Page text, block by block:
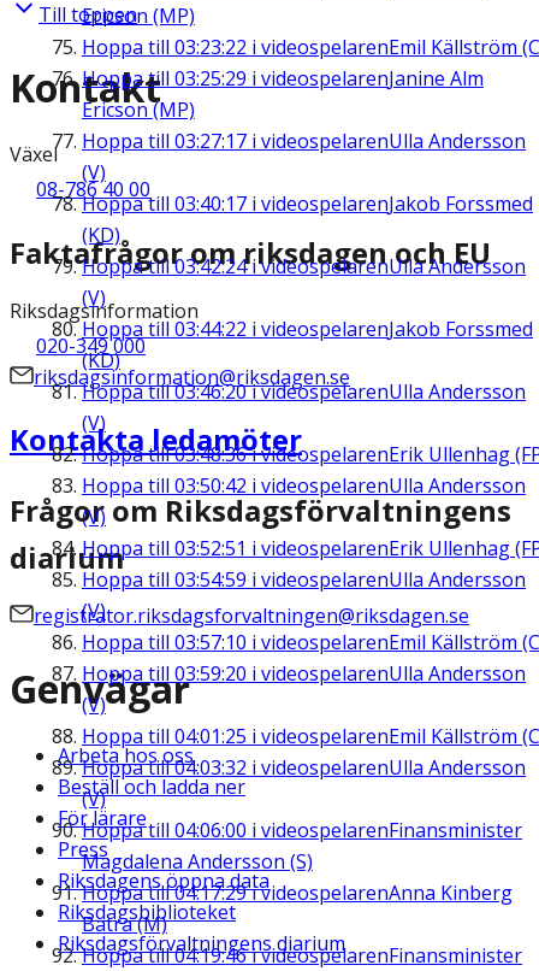
Ericson (MP)
Hoppa till 03:23:22 i videospelarenEmil Källström
Hoppa till 03:25:29 i videospelarenJanine Alm
Ericson (MP)
Hoppa till 03:27:17 i videospelarenUlla Andersson
(V)
Hoppa till 03:40:17 i videospelarenJakob Forssmed
(KD)
Hoppa till03:42:24i videospelarenUlla Andersson
(V)
Hoppa till 03:44:22 i videospelarenJakob Forssmed
(KD)
Hoppa till03:46:20i videospelarenUlla Andersson
(V)
Hoppa till03:48:36i videospelarenErik Ullenhag
Hoppa till 03:50:42 i videospelarenUlla Andersson
(V)
Hoppa till 03:52:51 i videospelarenErik Ullenhag
Hoppa till 03:54:59 i videospelarenUlla Andersson
(V)
Hoppa till 03:57:10 i videospelarenEmil Källström
Hoppa till 03:59:20 i videospelarenUlla Andersson
(V)
Hoppa till 04:01:25 i videospelarenEmil Källström
Hoppa till04:03:32 i videospelarenUlla Andersson
(V)
Hoppa till 04:06:00 i videospelarenFinansminister
Magdalena Andersson (S)
Hoppa till04:17:29i videospelarenAnna Kinberg
Batra (M)
Hoppa till04:19:46i videospelarenFinansminister
Till toppen
Kontakt
Växel
08-786 40 00
Faktafrågor om riksdagen och EU
Riksdagsinformation
020-349 000
riksdagsinformation@riksdagen.se
Kontakta ledamöter
Frågor om Riksdagsförvaltningens
diarium
registrator.riksdagsforvaltningen@riksdagen.se
Genvägar
Arbeta hos oss
Beställ och ladda ner
För lärare
Press
Riksdagens öppna data
Riksdagsbiblioteket
Riksdagsförvaltningens diarium